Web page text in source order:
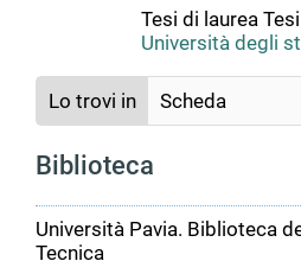
Tesi di laurea
Università degli
Lo trovi in Scheda
Biblioteca
Università Pavia. Biblioteca
Tecnica